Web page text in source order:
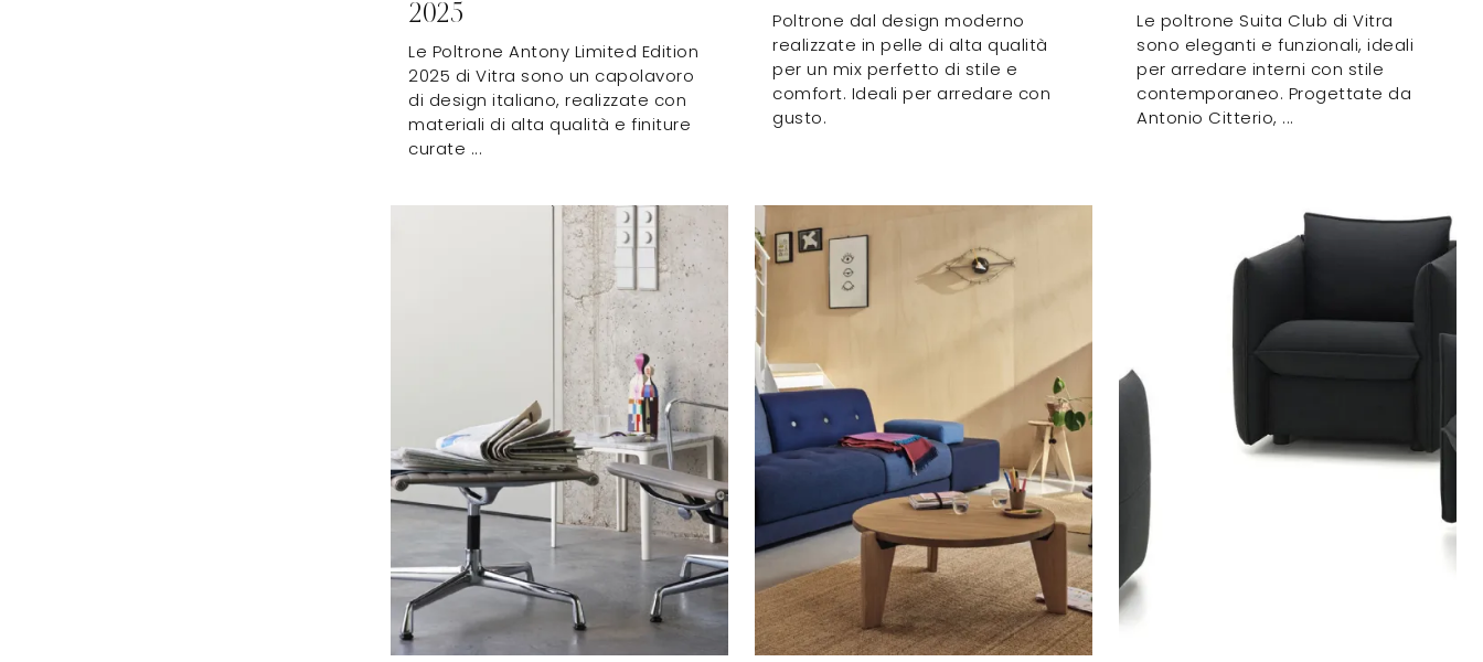
2025
Le Poltrone Antony Limited Edition
2025 di Vitra sono un capolavoro
di design italiano, realizzate con
materiali di alta qualità e finiture
curate ...
Poltrone dal design moderno
realizzate in pelle di alta qualità
per un mix perfetto di stile e
comfort. Ideali per arredare con
gusto.
Le poltrone Suita Club di Vitra
sono eleganti e funzionali, ideali
per arredare interni con stile
contemporaneo. Progettate da
Antonio Citterio, ...